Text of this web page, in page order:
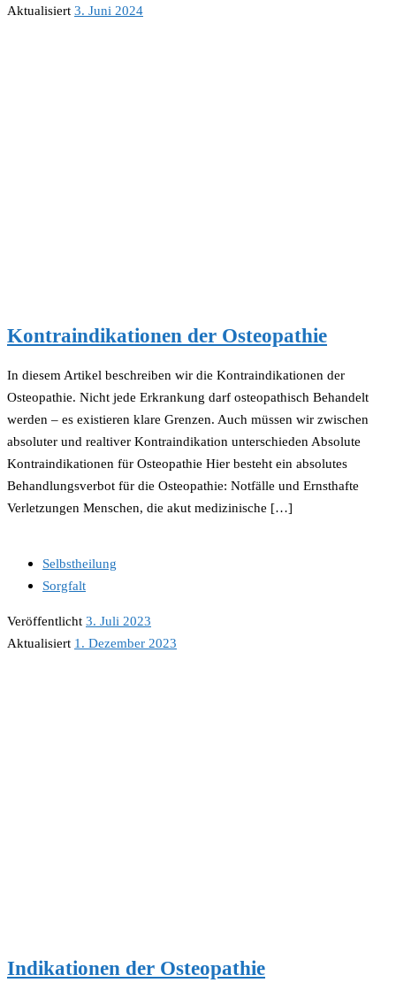
Aktualisiert 3. Juni 2024
Kontraindikationen der Osteopathie
In diesem Artikel beschreiben wir die Kontraindikationen der
Osteopathie. Nicht jede Erkrankung darf osteopathisch Behandelt
werden – es existieren klare Grenzen. Auch müssen wir zwischen
absoluter und realtiver Kontraindikation unterschieden Absolute
Kontraindikationen für Osteopathie Hier besteht ein absolutes
Behandlungsverbot für die Osteopathie: Notfälle und Ernsthafte
Verletzungen Menschen, die akut medizinische […]
Selbstheilung
Sorgfalt
Veröffentlicht 3. Juli 2023
Aktualisiert 1. Dezember 2023
Indikationen der Osteopathie